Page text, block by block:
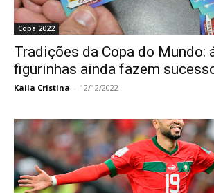
Copa 2022
Tradições da Copa do Mundo:
figurinhas ainda fazem
Kaila Cristina - 12/12/2022